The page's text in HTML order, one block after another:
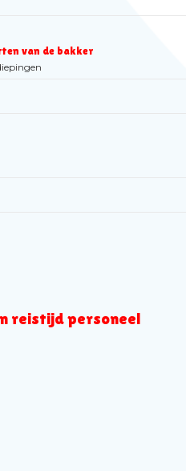
van de bakker
reistijd personeel